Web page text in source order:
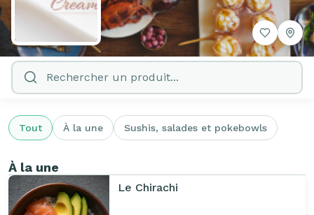
Tout À la une Sushis, salades et pokebowls
À la une
Le Chirachi